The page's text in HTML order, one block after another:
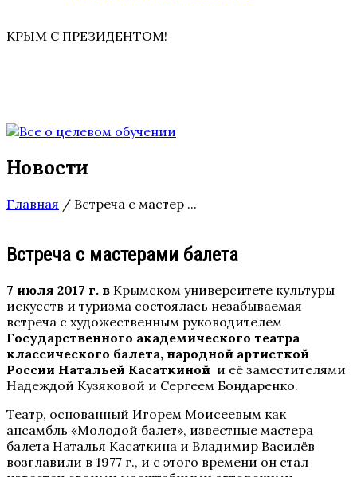
КРЫМ С ПРЕЗИДЕНТОМ!
Новости
Главная / Встреча с мастер ...
Встреча с мастерами балета
7 июля 2017 г. в Крымском университете культуры
искусств и туризма состоялась незабываемая
встреча с художественным руководителем
Государственного академического театра
классического балета, народной артисткой
России Натальей Касаткиной и её заместителями
Надеждой Кузяковой и Сергеем Бондаренко.
Театр, основанный Игорем Моисеевым как
ансамбль «Молодой балет», известные мастера
балета Наталья Касаткина и Владимир Василёв
возглавили в 1977 г., и с этого времени он стал